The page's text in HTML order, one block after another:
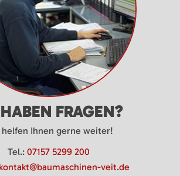
FRAGEN?
Ihnen gerne weiter!
Tel.: 07157 5299 200
kontakt@baumaschinen-veit.de